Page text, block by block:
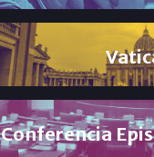
Conferencia